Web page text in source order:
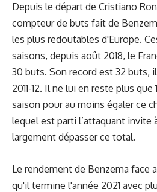
Depuis le départ de Cristiano
compteur de buts fait de
les plus redoutables d'Europe.
saisons, depuis août 2018, le
30 buts. Son record est 32 buts,
2011-12. Il ne lui en reste plus
saison pour au moins égaler ce
lequel est parti l’attaquant invite
largement dépasser ce total.
Le rendement de Benzema face
qu'il termine l'année 2021 avec